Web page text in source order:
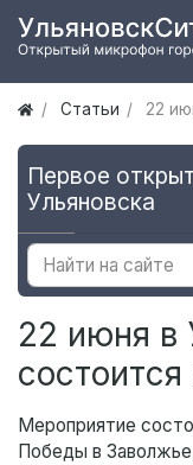
Статьи 22
Первое
Ульяновска
22 июня в
Мероприятие
Победы в